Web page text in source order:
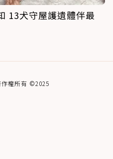
13犬守屋護遺體伴最
權所有 ©2025